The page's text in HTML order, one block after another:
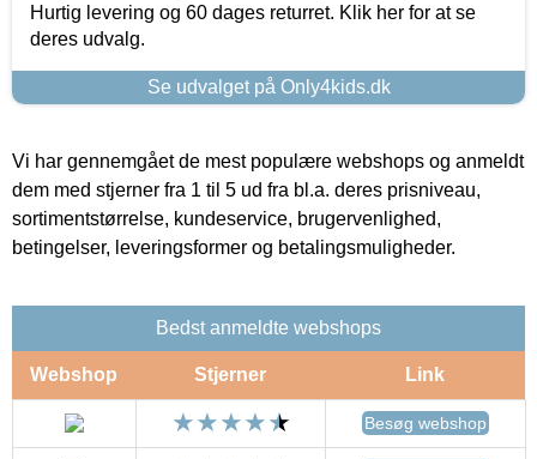
Hurtig levering og 60 dages returret. Klik her for at se
deres udvalg.
Se udvalget på Only4kids.dk
Vi har gennemgået de mest populære webshops og anmeldt
dem med stjerner fra 1 til 5 ud fra bl.a. deres prisniveau,
sortimentstørrelse, kundeservice, brugervenlighed,
betingelser, leveringsformer og betalingsmuligheder.
Bedst anmeldte webshops
Webshop Stjerner Link
Besøg webshop